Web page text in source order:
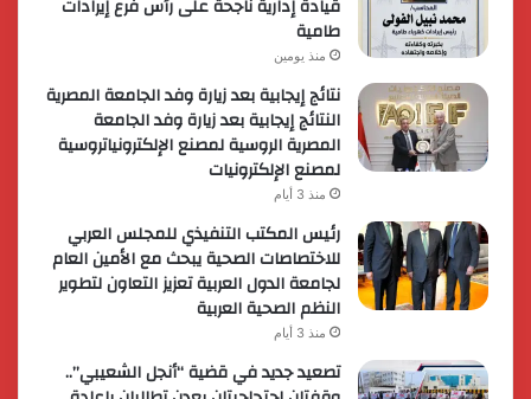
قيادة إدارية ناجحة على رأس فرع إيرادات
طامية
منذ يومين
نتائج إيجابية بعد زيارة وفد الجامعة المصرية
النتائج إيجابية بعد زيارة وفد الجامعة
المصرية الروسية لمصنع الإلكترونياتروسية
لمصنع الإلكترونيات
منذ 3 أيام
رئيس المكتب التنفيذي للمجلس العربي
للاختصاصات الصحية يبحث مع الأمين العام
لجامعة الدول العربية تعزيز التعاون لتطوير
النظم الصحية العربية
منذ 3 أيام
تصعيد جديد في قضية “أنجل الشعيبي”..